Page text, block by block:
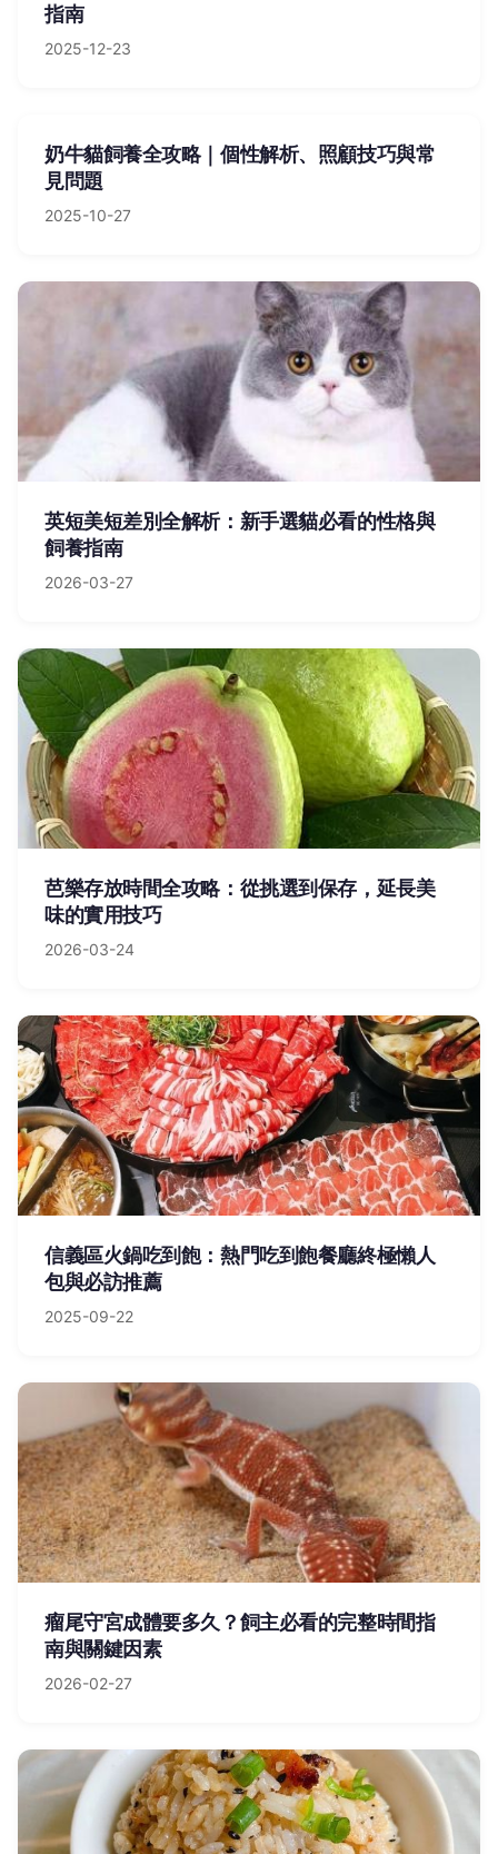
指南
2025-12-23
奶牛貓飼養全攻略｜個性解析、照顧技巧與常
見問題
2025-10-27
英短美短差別全解析：新手選貓必看的性格與
飼養指南
2026-03-27
芭樂存放時間全攻略：從挑選到保存，延長美
味的實用技巧
2026-03-24
信義區火鍋吃到飽：熱門吃到飽餐廳終極懶人
包與必訪推薦
2025-09-22
瘤尾守宮成體要多久？飼主必看的完整時間指
南與關鍵因素
2026-02-27